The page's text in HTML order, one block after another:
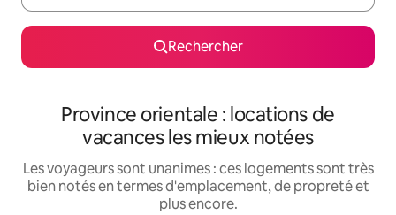
Rechercher
Province orientale : locations de
vacances les mieux notées
Les voyageurs sont unanimes : ces logements sont très
bien notés en termes d'emplacement, de propreté et
plus encore.